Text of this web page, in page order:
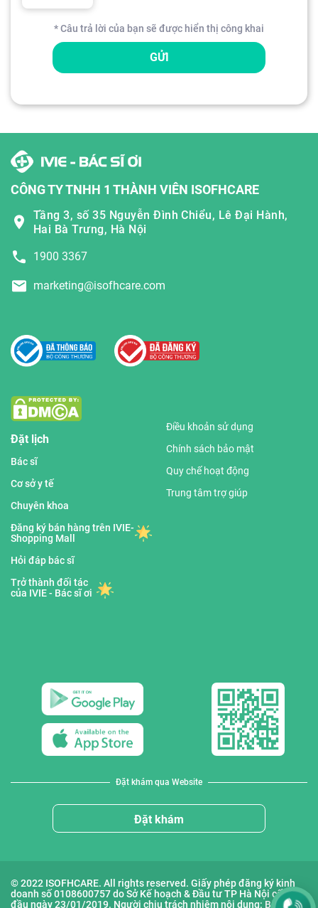
* Câu trả lời của bạn sẽ được hiển thị công khai
GỬI
CÔNG TY TNHH 1 THÀNH VIÊN ISOFHCARE
Tầng 3, số 35 Nguyễn Đình Chiểu, Lê Đại Hành,
Hai Bà Trưng, Hà Nội
1900 3367
marketing@isofhcare.com
Đặt lịch
Bác sĩ
Cơ sở y tế
Chuyên khoa
Đăng ký bán hàng trên IVIE-
Shopping Mall
Hỏi đáp bác sĩ
Trở thành đối tác
của IVIE - Bác sĩ ơi
Điều khoản sử dụng
Chính sách bảo mật
Quy chế hoạt động
Trung tâm trợ giúp
Đặt khám qua Website
Đặt khám
© 2022 ISOFHCARE. All rights reserved. Giấy phép đăng ký kinh
doanh số 0108600757 do Sở Kế hoạch & Đầu tư TP Hà Nội cấp lần
đầu ngày 23/01/2019. Người chịu trách nhiệm nội dung: Bà